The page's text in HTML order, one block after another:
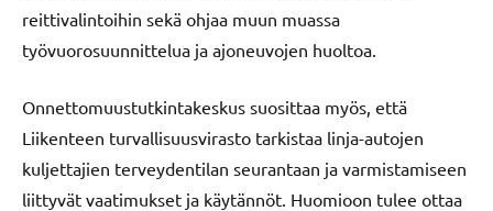
reittivalintoihin sekä ohjaa muun muassa
työvuorosuunnittelua ja ajoneuvojen huoltoa.
Onnettomuustutkintakeskus suosittaa myös, että
Liikenteen turvallisuusvirasto tarkistaa linja-autojen
kuljettajien terveydentilan seurantaan ja varmistamiseen
liittyvät vaatimukset ja käytännöt. Huomioon tulee ottaa